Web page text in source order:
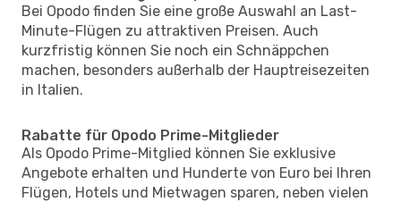
Bei Opodo finden Sie eine große Auswahl an Last-
Minute-Flügen zu attraktiven Preisen. Auch
kurzfristig können Sie noch ein Schnäppchen
machen, besonders außerhalb der Hauptreisezeiten
in Italien.
Rabatte für Opodo Prime-Mitglieder
Als Opodo Prime-Mitglied können Sie exklusive
Angebote erhalten und Hunderte von Euro bei Ihren
Flügen, Hotels und Mietwagen sparen, neben vielen